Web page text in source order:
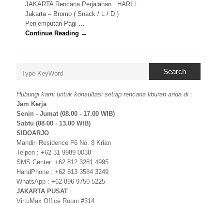
JAKARTA Rencana Perjalanan : HARI I :
Jakarta – Bromo ( Snack / L / D )
Penjemputan Pagi …
Continue Reading →
Search
Hubungi kami untuk konsultasi setiap rencana liburan anda di :
Jam Kerja:
Senin - Jumat (08.00 - 17.00 WIB)
Sabtu (08-00 - 13.00 WIB)
SIDOARJO :
Mandiri Residence F6 No. 8 Krian
Telpon : +62 31 9989 0038
SMS Center: +62 812 3281 4995
HandPhone : +62 813 3584 3249
WhatsApp : +62 896 9750 5225
JAKARTA PUSAT :
VirtuMax Office Room #314